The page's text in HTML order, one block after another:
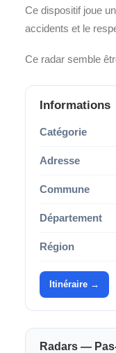
Ce dispositif joue
accidents et le
Ce radar semble
Informations
Catégorie
Adresse
Commune
Département
Région
Itinéraire →
Radars —